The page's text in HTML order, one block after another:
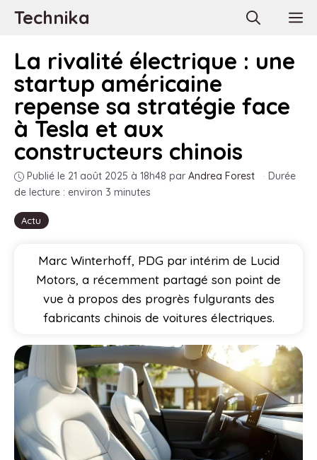
AllerTechnika
Actu
La rivalité électrique : une
startup américaine
repense sa stratégie face
à Tesla et aux
constructeurs chinois
Publié le 21 août 2025 à 18h48 par Andrea Forest · Durée
de lecture : environ 3 minutes
Marc Winterhoff, PDG par intérim de Lucid
Motors, a récemment partagé son point de
vue à propos des progrès fulgurants des
fabricants chinois de voitures électriques.